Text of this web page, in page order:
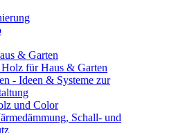
& Garten
Holz für Haus & Garten
- Ideen & Systeme zur
und Color
Schall- und